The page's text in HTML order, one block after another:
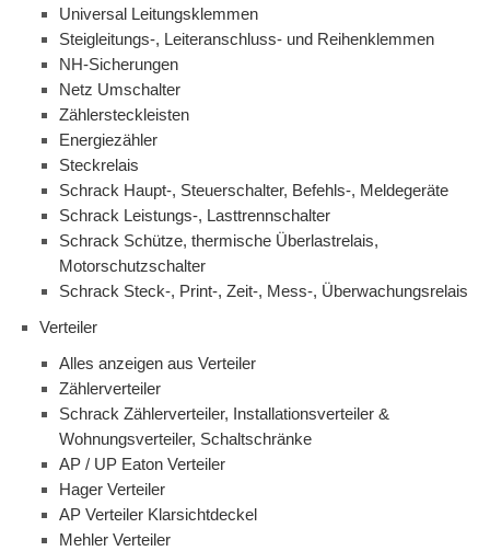
Universal Leitungsklemmen
Steigleitungs-, Leiteranschluss- und Reihenklemmen
NH-Sicherungen
Netz Umschalter
Zählersteckleisten
Energiezähler
Steckrelais
Schrack Haupt-, Steuerschalter, Befehls-, Meldegeräte
Schrack Leistungs-, Lasttrennschalter
Schrack Schütze, thermische Überlastrelais,
Motorschutzschalter
Schrack Steck-, Print-, Zeit-, Mess-, Überwachungsrelais
Verteiler
Alles anzeigen aus Verteiler
Zählerverteiler
Schrack Zählerverteiler, Installationsverteiler &
Wohnungsverteiler, Schaltschränke
AP / UP Eaton Verteiler
Hager Verteiler
AP Verteiler Klarsichtdeckel
Mehler Verteiler